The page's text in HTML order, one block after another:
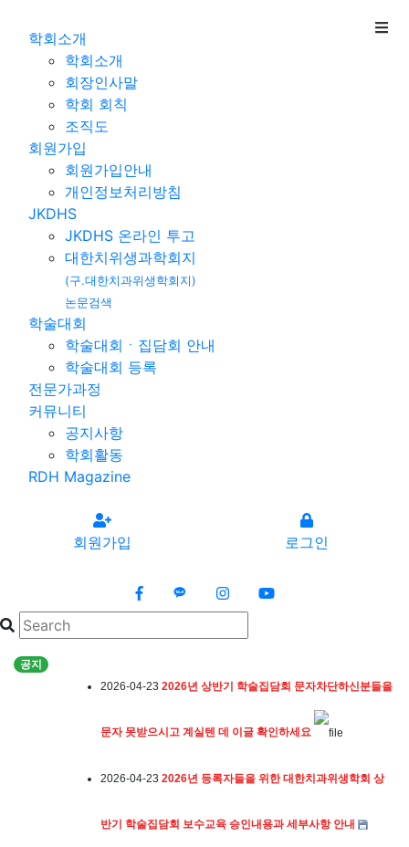
학회소개
학회소개
회장인사말
학회 회칙
조직도
회원가입
회원가입안내
개인정보처리방침
JKDHS
JKDHS 온라인 투고
대한치위생과학회지
(구.대한치과위생학회지)
논문검색
학술대회
학술대회ㆍ집담회 안내
학술대회 등록
전문가과정
커뮤니티
공지사항
학회활동
RDH Magazine
회원가입 로그인
대한치과위생학회
공지
2026-04-23 2026년 상반기 학술집담회 문자차단하신분들을
문자 못받으시고 계실텐 데 이글 확인하세요
2026-04-23 2026년 등록자들을 위한 대한치과위생학회 상
2026-02-19
2025-11-02 2025년 하반기 학술집담회 초록입니다.
2026-04-23 2026년 상반기 학술집담회 문자차단하신분들을
문자 못받으시고 계실텐 데 이글 확인하세요
2026-04-23 2026년 등록자들을 위한 대한치과위생학회 상
반기 학술집담회 보수교육 승인내용과 세부사항 안내